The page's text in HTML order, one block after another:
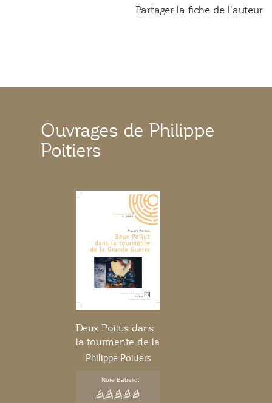
Partager la fiche de l'auteur
Ouvrages de Philippe
Poitiers
Deux Poilus dans
la tourmente de la
Grande Guerre
Philippe Poitiers
Note Babelio: